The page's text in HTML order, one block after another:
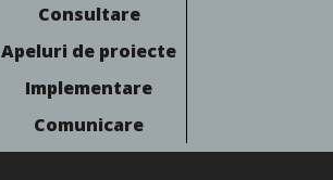
Consultare
Apeluri de proiecte
Implementare
Comunicare